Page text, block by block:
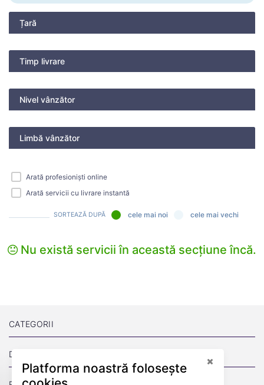
Țară
Timp livrare
Nivel vânzător
Limbă vânzător
Arată profesioniști online
Arată servicii cu livrare instantă
SORTEAZĂ DUPĂ cele mai noi cele mai vechi
Nu există servicii în această secțiune încă.
CATEGORII
DESPRE
Platforma noastră folosește